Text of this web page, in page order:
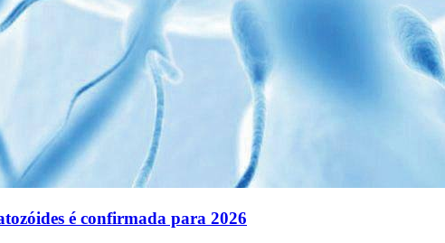
é confirmada para 2026